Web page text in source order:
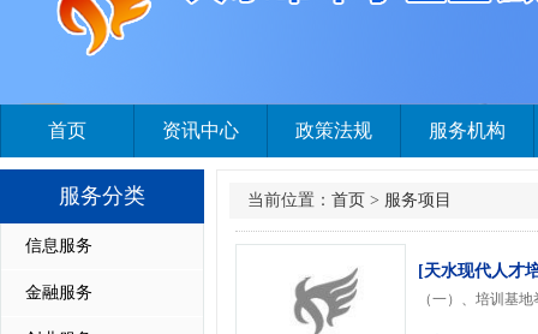
首页 资讯中心 政策法规 服务机构
服务分类
信息服务
金融服务
当前位置： 首页 > 服务项目
[天水现代人才